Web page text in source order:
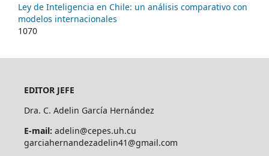
Ley de Inteligencia en Chile: un análisis comparativo con
modelos internacionales
1070
EDITOR JEFE
Dra. C. Adelin García Hernández
E-mail: adelin@cepes.uh.cu
garciahernandezadelin41@gmail.com